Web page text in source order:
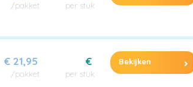
/pakket per stuk
€ 21,95
/pakket
€
per stuk
Bekijken